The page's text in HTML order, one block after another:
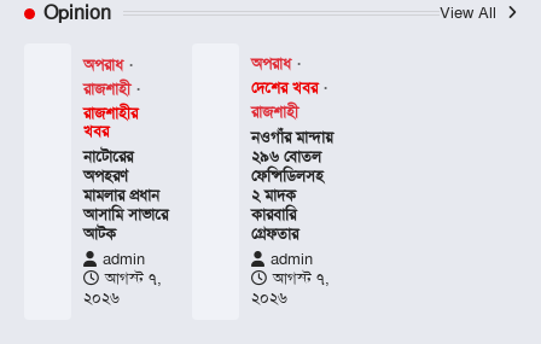
Opinion View All
অপরাধ
রাজশাহী
রাজশাহীর
খবর
নাটোরের
অপহরণ
মামলার প্রধান
আসামি সাভারে
আটক
admin
আগস্ট ৭,
২০২৬
অপরাধ
দেশের খবর
রাজশাহী
নওগাঁর মান্দায়
২৯৬ বোতল
ফেন্সিডিলসহ
২ মাদক
কারবারি
গ্রেফতার
admin
আগস্ট ৭,
২০২৬